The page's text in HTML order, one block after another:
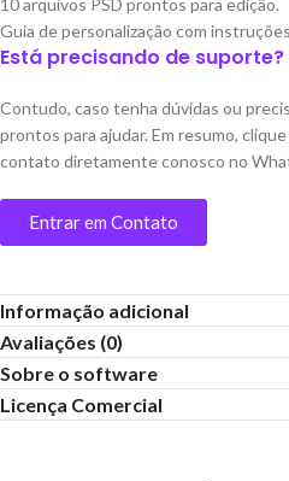
Guia de personalização com
Está precisando de suporte?
Contudo, caso tenha dúvidas ou
prontos para ajudar. Em resumo,
contato diretamente conosco no
Entrar em Contato
Informação adicional
Avaliações (0)
Sobre o software
Licença Comercial